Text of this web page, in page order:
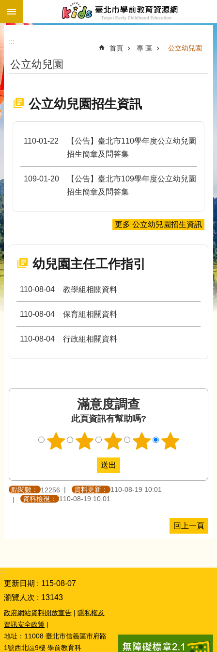
跳到主要內容區塊
:::
首頁 專 區 公立幼兒園
公立幼兒園
公立幼兒園招生資訊
110-01-22
【公告】臺北市110學年度公立幼兒園
招⽣簡章及問答集
109-01-20
【公告】臺北市109學年度公立幼兒園
招生簡章及問答集
更多 公立幼兒園招生資訊
幼兒園主任工作指引
110-08-04 教學組相關資料
110-08-04 保育組相關資料
110-08-04 行政組相關資料
滿意度調查
此頁資訊有幫助嗎?
點閱數： 12256 資料更新：
110-08-19 10:01
資料檢視：
110-08-19 10:01
回上一頁
:::
更新日期
115-08-07
瀏覽人次
13143
政府網站資料開放宣告 | 隱私權及
資訊安全政策 |
地址：11008 臺北市信義區市府路
1號西北區9樓 學前教育科